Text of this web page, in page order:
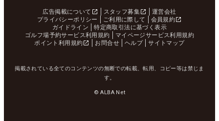
広告掲載について スタッフ募集
運営会社
プライバシーポリシー
ご利用に際して
会員規約
ガイドライン
特定商取引法に基づく表示
ゴルフ場予約サービス利用規約
マイページサービス利用規約
ポイント利用規約
お問合せ ヘルプ サイトマップ
掲載されている全てのコンテンツの無断での転載、転用、コピー等は禁じま
す。
© ALBA Net